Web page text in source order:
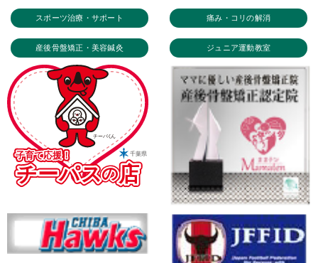
スポーツ治療・サポート 痛み・コリの解消
産後骨盤矯正・美容鍼灸 ジュニア運動教室